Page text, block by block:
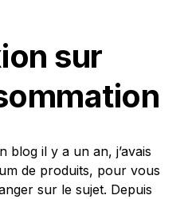
sur
blog il y a un an, j’avais
de produits, pour vous
sur le sujet. Depuis